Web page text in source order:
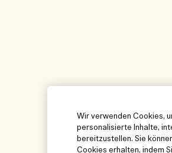
Wir verwenden Cookies,
personalisierte Inhalte,
bereitzustellen. Sie
Cookies erhalten, indem